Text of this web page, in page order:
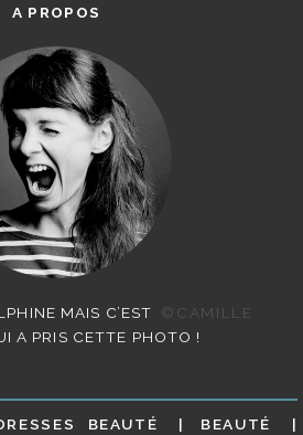
A PROPOS
MAIS C’EST
©CAMILLE
A PRIS CETTE PHOTO !
BEAUTÉ
BEAUTÉ